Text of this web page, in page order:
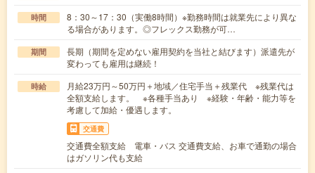
時間
8：30～17：30（実働8時間）※勤務時間は就業先により異な
る場合があります。◎フレックス勤務が可…
期間
長期（期間を定めない雇用契約を当社と結びます）派遣先が
変わっても雇用は継続！
時給
月給23万円～50万円＋地域／住宅手当＋残業代 ※残業代は
全額支給します。 ※各種手当あり ※経験・年齢・能力等を
考慮して加給・優遇します。
交通費
交通費全額支給 電車・バス 交通費支給、お車で通勤の場合
はガソリン代も支給